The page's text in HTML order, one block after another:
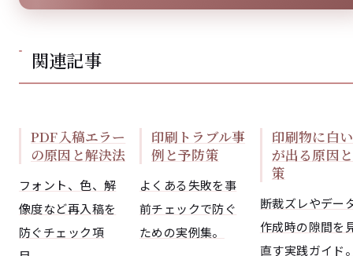
関連記事
PDF入稿エラー
の原因と解決法
フォント、色、解
像度など再入稿を
防ぐチェック項
印刷トラブル事
例と予防策
よくある失敗を事
前チェックで防ぐ
ための実例集。
印刷物に白
が出る原因
策
断裁ズレやデー
作成時の隙間を
直す実践ガイド